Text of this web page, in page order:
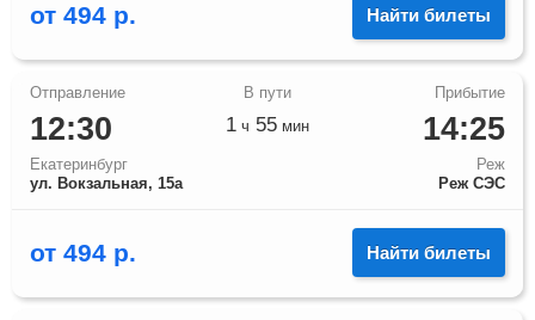
от 494 р. Найти билеты
12:30
Екатеринбург
ул. Вокзальная, 15а
14:25
Реж
Реж СЭС
1 ч 55 мин
от 494 р. Найти билеты